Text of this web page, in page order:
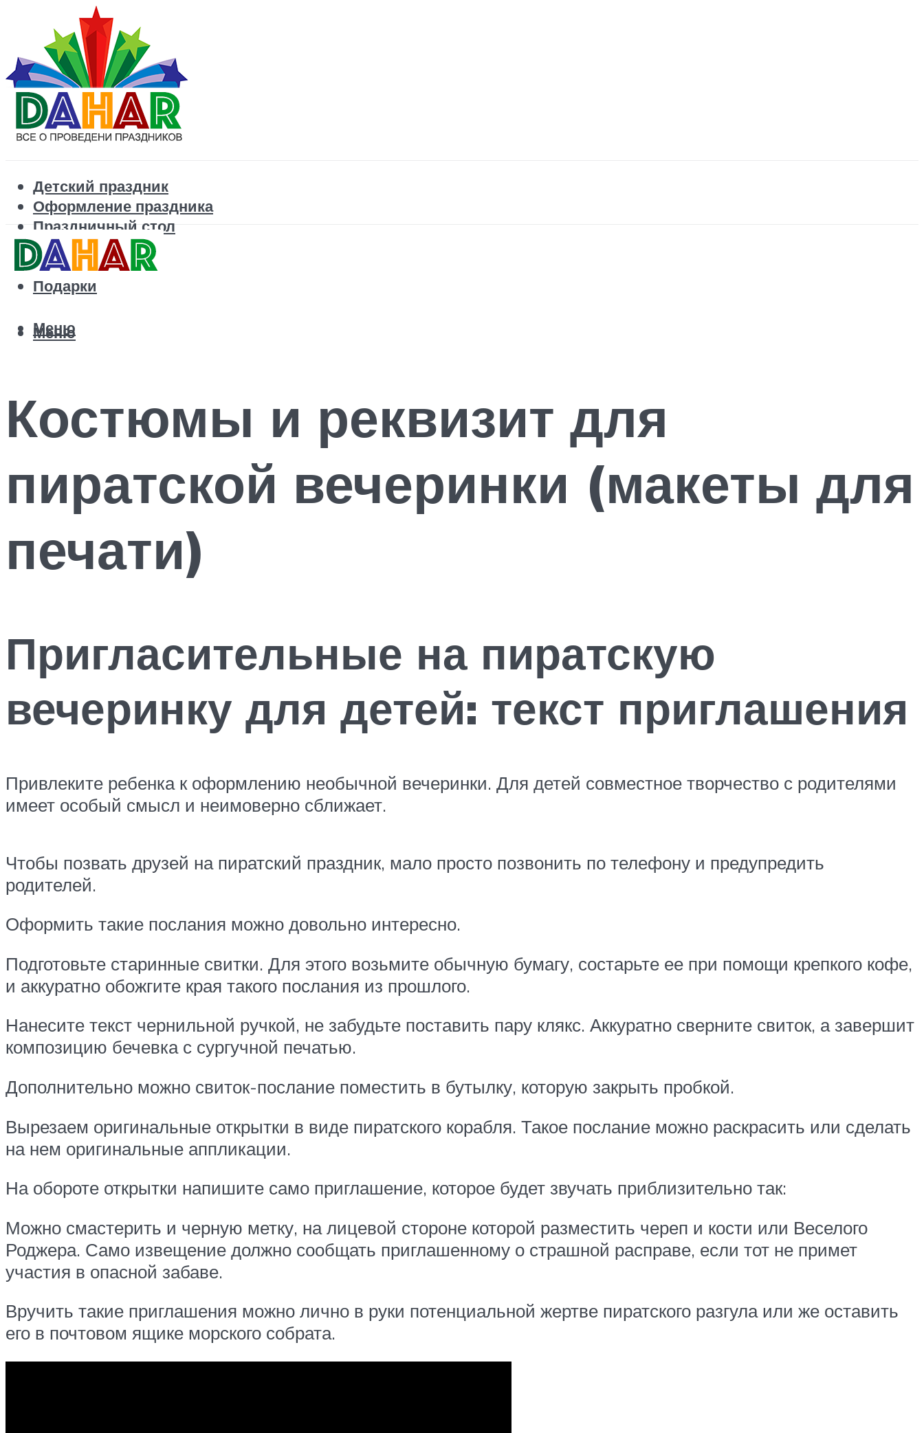
Детский праздник
Оформление праздника
Праздничный стол
Корпоратив
Поздравления
Подарки
Меню
Меню
Костюмы и реквизит для
пиратской вечеринки (макеты для
печати)
Пригласительные на пиратскую
вечеринку для детей: текст приглашения
Привлеките ребенка к оформлению необычной вечеринки. Для детей совместное творчество с родителями
имеет особый смысл и неимоверно сближает.
Чтобы позвать друзей на пиратский праздник, мало просто позвонить по телефону и предупредить
родителей.
Оформить такие послания можно довольно интересно.
Подготовьте старинные свитки. Для этого возьмите обычную бумагу, состарьте ее при помощи крепкого кофе,
и аккуратно обожгите края такого послания из прошлого.
Нанесите текст чернильной ручкой, не забудьте поставить пару клякс. Аккуратно сверните свиток, а завершит
композицию бечевка с сургучной печатью.
Дополнительно можно свиток-послание поместить в бутылку, которую закрыть пробкой.
Вырезаем оригинальные открытки в виде пиратского корабля. Такое послание можно раскрасить или сделать
на нем оригинальные аппликации.
На обороте открытки напишите само приглашение, которое будет звучать приблизительно так:
Можно смастерить и черную метку, на лицевой стороне которой разместить череп и кости или Веселого
Роджера. Само извещение должно сообщать приглашенному о страшной расправе, если тот не примет
участия в опасной забаве.
Вручить такие приглашения можно лично в руки потенциальной жертве пиратского разгула или же оставить
его в почтовом ящике морского собрата.